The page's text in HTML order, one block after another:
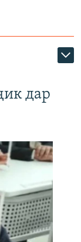
дар